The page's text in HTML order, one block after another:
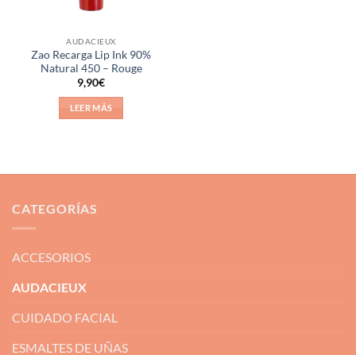
AUDACIEUX
Zao Recarga Lip Ink 90%
Natural 450 – Rouge
9,90€
LEER MÁS
CATEGORÍAS
ACCESORIOS
AUDACIEUX
CUIDADO FACIAL
ESMALTES DE UÑAS